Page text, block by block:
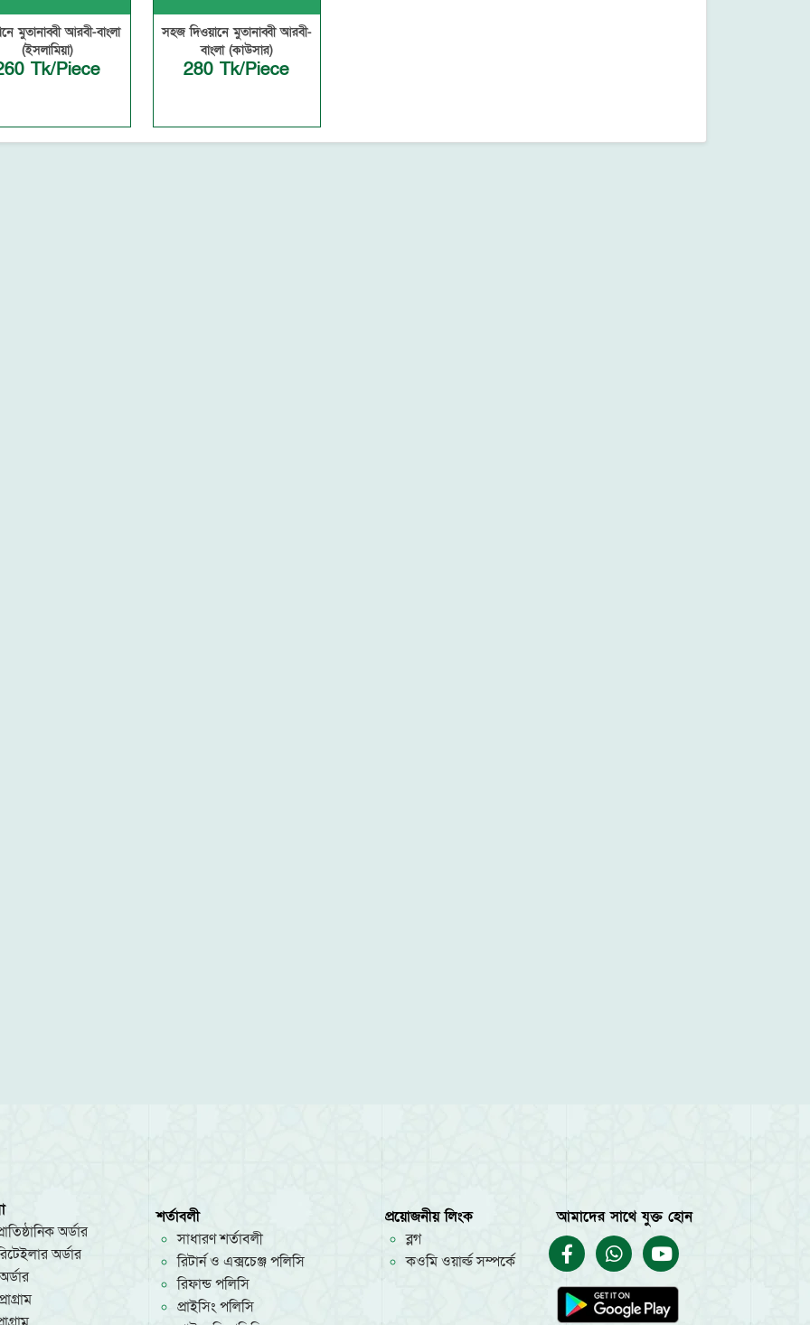
মুতানাব্বী আরবী-বাংলা
(ইসলামিয়া)
Tk/Piece
সহজ দিওয়ানে মুতানাব্বী আরবী-
বাংলা (কাউসার)
280 Tk/Piece
অর্ডার
অর্ডার
শর্তাবলী
সাধারণ শর্তাবলী
রিটার্ন ও এক্সচেঞ্জ পলিসি
রিফান্ড পলিসি
প্রাইসিং পলিসি
প্রয়োজনীয় লিংক
ব্লগ
কওমি ওয়ার্ল্ড সম্পর্কে
আমাদের সাথে যুক্ত হোন